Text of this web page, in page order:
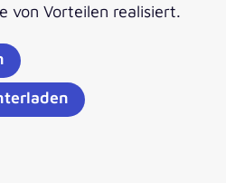
von Vorteilen realisiert.